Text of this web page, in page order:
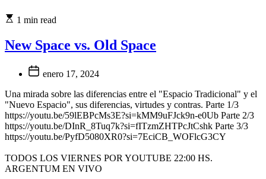
1 min read
New Space vs. Old Space
enero 17, 2024
Una mirada sobre las diferencias entre el "Espacio Tradicional" y el
"Nuevo Espacio", sus diferencias, virtudes y contras. Parte 1/3
https://youtu.be/59lEBPcMs3E?si=kMM9uFJck9n-e0Ub Parte 2/3
https://youtu.be/DInR_8Tuq7k?si=fITzmZHTPcJtCshk Parte 3/3
https://youtu.be/PyfD5080XR0?si=7EciCB_WOFlcG3CY
TODOS LOS VIERNES POR YOUTUBE 22:00 HS.
ARGENTUM EN VIVO